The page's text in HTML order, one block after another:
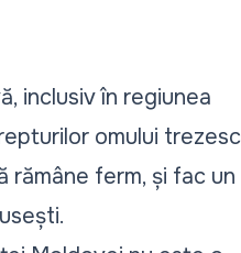
inclusiv în regiunea
omului trezesc
rămâne ferm, și fac un